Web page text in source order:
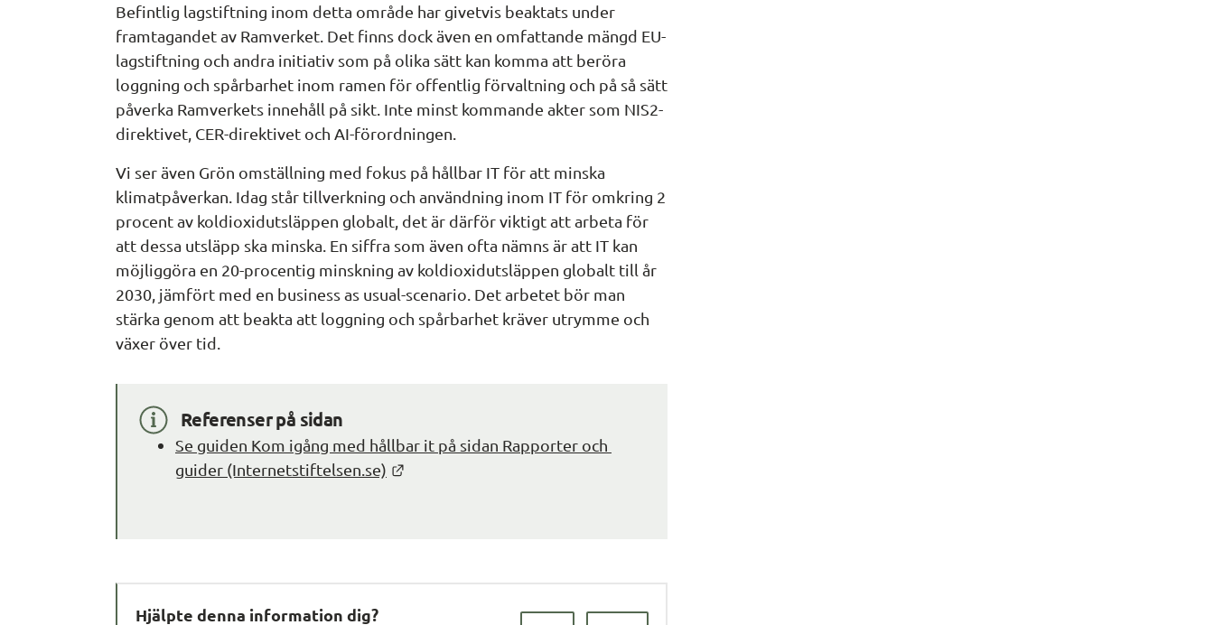
Befintlig lagstiftning inom detta område har givetvis beaktats under
framtagandet av Ramverket. Det finns dock även en omfattande mängd EU-
lagstiftning och andra initiativ som på olika sätt kan komma att beröra
loggning och spårbarhet inom ramen för offentlig förvaltning och på så sätt
påverka Ramverkets innehåll på sikt. Inte minst kommande akter som NIS2-
direktivet, CER-direktivet och AI-förordningen.
Vi ser även Grön omställning med fokus på hållbar IT för att minska
klimatpåverkan. Idag står tillverkning och användning inom IT för omkring 2
procent av koldioxidutsläppen globalt, det är därför viktigt att arbeta för
att dessa utsläpp ska minska. En siffra som även ofta nämns är att IT kan
möjliggöra en 20-procentig minskning av koldioxidutsläppen globalt till år
2030, jämfört med en business as usual-scenario. Det arbetet bör man
stärka genom att beakta att loggning och spårbarhet kräver utrymme och
växer över tid.
Referenser på sidan
Se guiden Kom igång med hållbar it på sidan Rapporter och
guider (Internetstiftelsen.se)
Hjälpte denna information dig?